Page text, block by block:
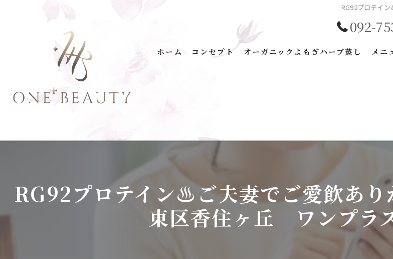
RG92プロテイ
092-
ホーム コンセプト
洗剤
オーガニックよもぎハーブ蒸し メニ
RG92プロテイン♨️ご夫妻でご愛飲あ
東区香住ヶ丘 ワンプラ